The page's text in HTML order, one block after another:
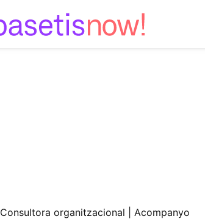
to
content
organitzacional | Acompanyo